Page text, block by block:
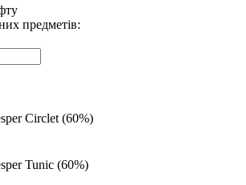
предметів:
Circlet (60%)
Tunic (60%)